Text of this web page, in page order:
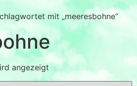
mit „meeresbohne“
angezeigt